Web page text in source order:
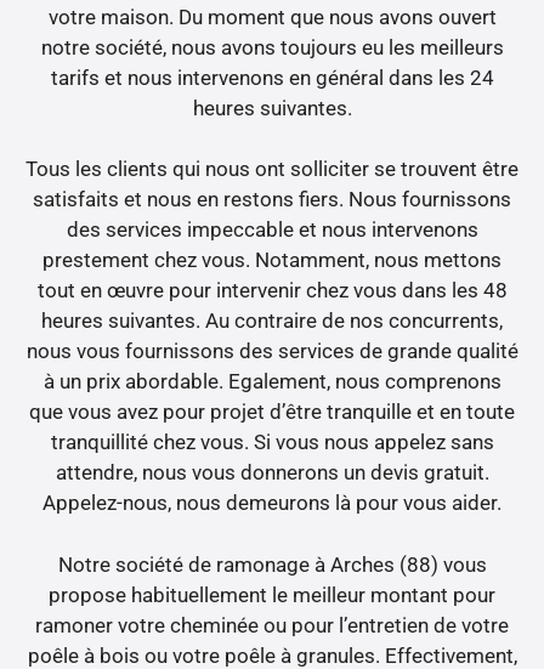
votre maison. Du moment que nous avons ouvert
notre société, nous avons toujours eu les meilleurs
tarifs et nous intervenons en général dans les 24
heures suivantes.
Tous les clients qui nous ont solliciter se trouvent être
satisfaits et nous en restons fiers. Nous fournissons
des services impeccable et nous intervenons
prestement chez vous. Notamment, nous mettons
tout en œuvre pour intervenir chez vous dans les 48
heures suivantes. Au contraire de nos concurrents,
nous vous fournissons des services de grande qualité
à un prix abordable. Egalement, nous comprenons
que vous avez pour projet d’être tranquille et en toute
tranquillité chez vous. Si vous nous appelez sans
attendre, nous vous donnerons un devis gratuit.
Appelez-nous, nous demeurons là pour vous aider.
Notre société de ramonage à Arches (88) vous
propose habituellement le meilleur montant pour
ramoner votre cheminée ou pour l’entretien de votre
poêle à bois ou votre poêle à granules. Effectivement,